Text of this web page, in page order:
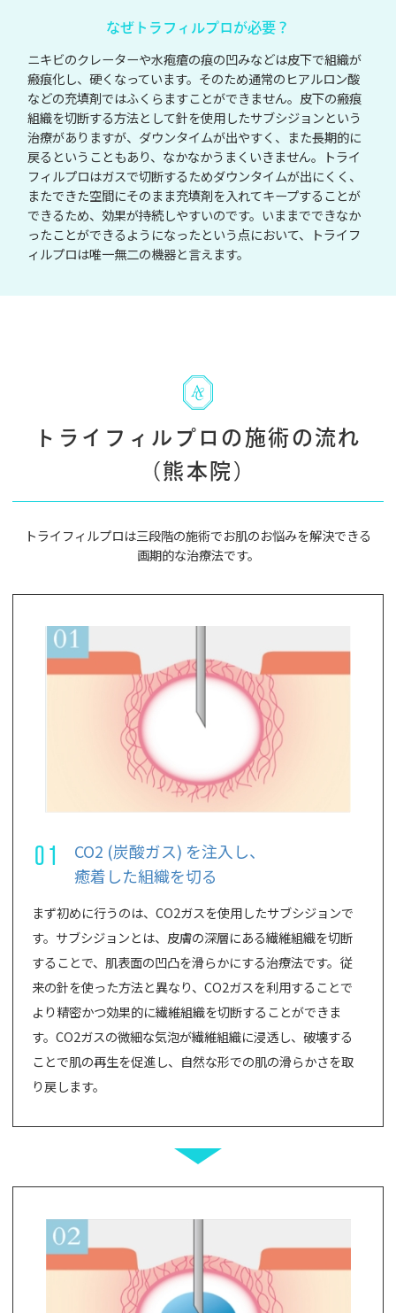
なぜトラフィルプロが必要？
ニキビのクレーターや水疱瘡の痕の凹みなどは皮下で組織が
瘢痕化し、硬くなっています。そのため通常のヒアルロン酸
などの充填剤ではふくらますことができません。皮下の瘢痕
組織を切断する方法として針を使用したサブシジョンという
治療がありますが、ダウンタイムが出やすく、また長期的に
戻るということもあり、なかなかうまくいきません。トライ
フィルプロはガスで切断するためダウンタイムが出にくく、
またできた空間にそのまま充填剤を入れてキープすることが
できるため、効果が持続しやすいのです。いままでできなか
ったことができるようになったという点において、トライフ
ィルプロは唯一無二の機器と言えます。
トライフィルプロの施術の流れ
（熊本院）
トライフィルプロは三段階の施術でお肌のお悩みを解決できる
画期的な治療法です。
01
CO2 (炭酸ガス) を注入し、
癒着した組織を切る
まず初めに行うのは、CO2ガスを使用したサブシジョンで
す。サブシジョンとは、皮膚の深層にある繊維組織を切断
することで、肌表面の凹凸を滑らかにする治療法です。従
来の針を使った方法と異なり、CO2ガスを利用することで
より精密かつ効果的に繊維組織を切断することができま
す。CO2ガスの微細な気泡が繊維組織に浸透し、破壊する
ことで肌の再生を促進し、自然な形での肌の滑らかさを取
り戻します。